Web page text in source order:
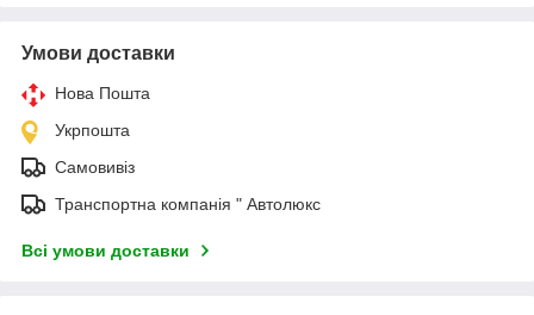
Умови доставки
Нова Пошта
Укрпошта
Самовивіз
Транспортна компанія " Автолюкс
Всі умови доставки